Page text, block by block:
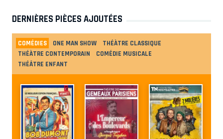
DERNIÈRES PIÈCES AJOUTÉES
COMÉDIES ONE MAN SHOW
THÉÀTRE CLASSIQUE
THÉÀTRE CONTEMPORAIN
COMÉDIE MUSICALE
THÉÂTRE ENFANT